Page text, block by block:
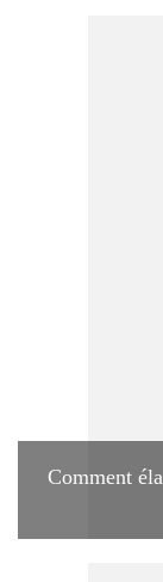
Comment